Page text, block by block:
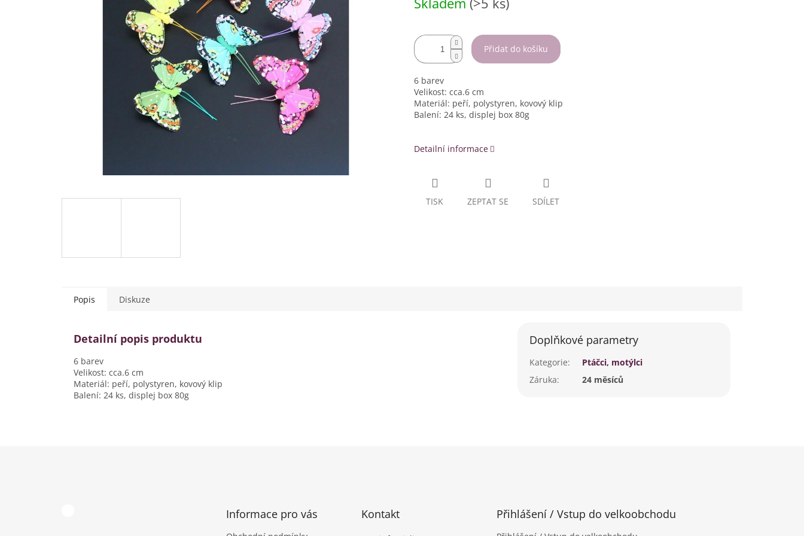
cena:
Přidat do košíku
6 barev
Velikost: cca.6 cm
Materiál: peří, polystyren, kovový klip
Balení: 24 ks, displej box 80g
Detailní informace
TISK ZEPTAT SE SDÍLET
Popis Diskuze
Detailní popis produktu
6 barev
Velikost: cca.6 cm
Materiál: peří, polystyren, kovový klip
Balení: 24 ks, displej box 80g
Doplňkové parametry
Kategorie:
Ptáčci, motýlci
Záruka: 24 měsíců
Informace pro vás Kontakt Přihlášení / Vstup do velkoobchodu